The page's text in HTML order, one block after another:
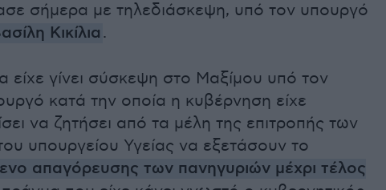
σήμερα με τηλεδιάσκεψη, υπό τον υπουργό
Κικίλια .
είχε γίνει σύσκεψη στο Μαξίμου υπό τον
κατά την οποία η κυβέρνηση είχε
να ζητήσει από τα μέλη της επιτροπής των
υπουργείου Υγείας να εξετάσουν το
απαγόρευσης των πανηγυριών μέχρι τέλος